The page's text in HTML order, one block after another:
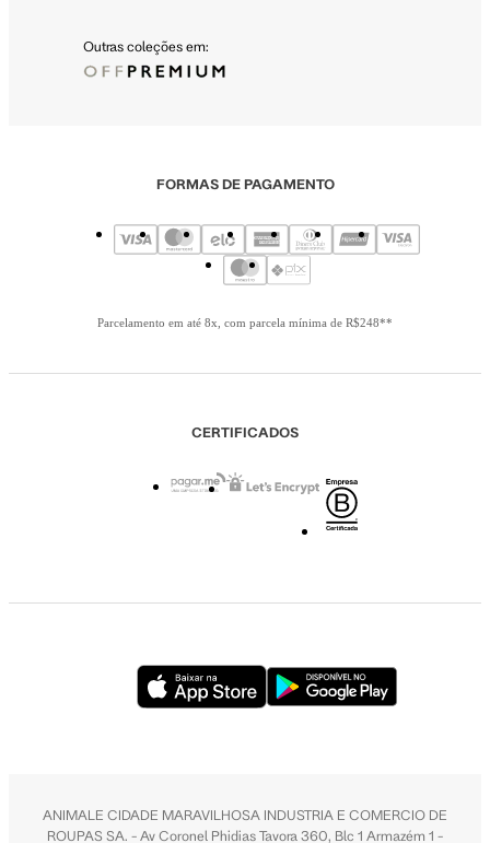
Outras coleções em:
FORMAS DE PAGAMENTO
Parcelamento em até 8x, com parcela mínima de R$248**
CERTIFICADOS
ANIMALE CIDADE MARAVILHOSA INDUSTRIA E COMERCIO DE
ROUPAS SA. - Av Coronel Phidias Tavora 360, Blc 1 Armazém 1 -